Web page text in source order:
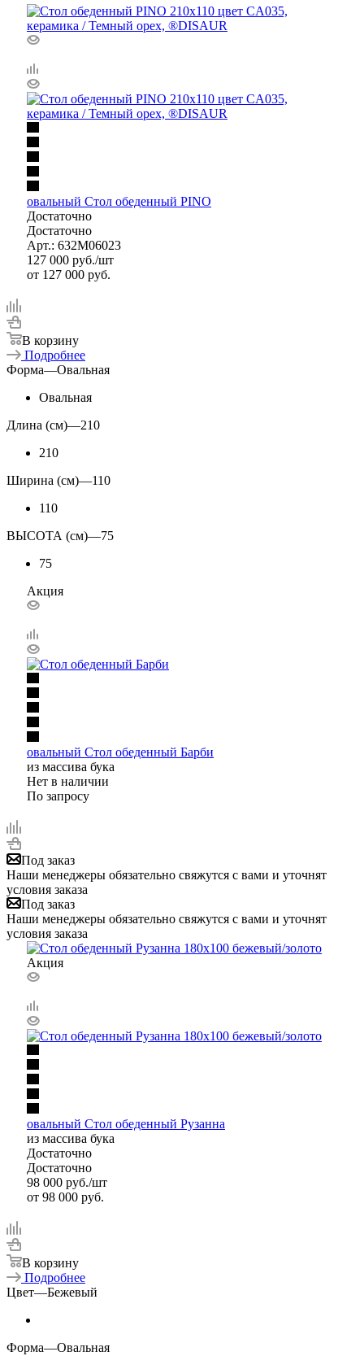
овальный Стол обеденный PINO
Достаточно
Достаточно
Арт.: 632M06023
127 000 руб./шт
от 127 000 руб.
В корзину
Подробнее
Форма—Овальная
Овальная
Длина (см)—210
210
Ширина (см)—110
110
ВЫСОТА (см)—75
75
Акция
овальный Стол обеденный Барби
из массива бука
Нет в наличии
По запросу
Под заказ
Наши менеджеры обязательно свяжутся с вами и уточнят
условия заказа
Под заказ
Наши менеджеры обязательно свяжутся с вами и уточнят
условия заказа
Акция
овальный Стол обеденный Рузанна
из массива бука
Достаточно
Достаточно
98 000 руб./шт
от 98 000 руб.
В корзину
Подробнее
Цвет—Бежевый
Форма—Овальная